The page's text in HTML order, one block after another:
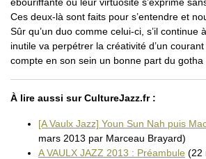
Ces deux-là sont faits pour s’entendre et
Sûr qu’un duo comme celui-ci, s’il continue
inutile va perpétrer la créativité d’un
compte en son sein un bonne part du gotha
À lire aussi sur CultureJazz.fr :
[A Vaulx Jazz] Youn Sun Nah puis
mars 2013 par Marceau Brayard)
A VAULX JAZZ 2013 : Préambule (22